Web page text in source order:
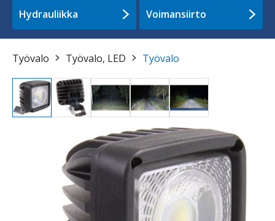
Hydrauliikka Voimansiirto
Työvalo Työvalo, LED Työvalo